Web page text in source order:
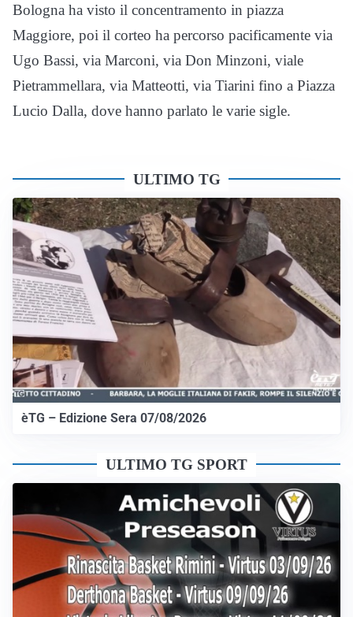
Bologna ha visto il concentramento in piazza
Maggiore, poi il corteo ha percorso pacificamente via
Ugo Bassi, via Marconi, via Don Minzoni, viale
Pietrammellara, via Matteotti, via Tiarini fino a Piazza
Lucio Dalla, dove hanno parlato le varie sigle.
ULTIMO TG
èTG – Edizione Sera 07/08/2026
ULTIMO TG SPORT